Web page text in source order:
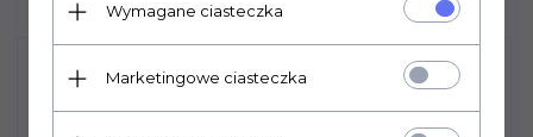
Wymagane ciasteczka
Marketingowe ciasteczka